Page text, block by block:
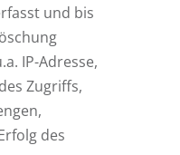
und bis
IP-Adresse,
Zugriffs,
des